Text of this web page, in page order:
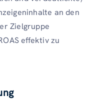
an den
Zielgruppe
effektiv zu